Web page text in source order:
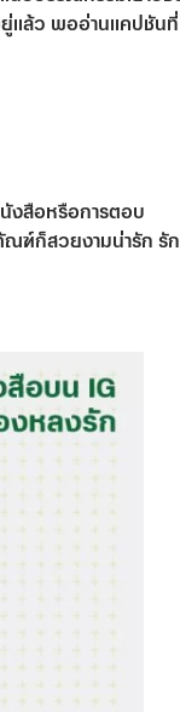
ยู่แล้ว พออ่านแคปชันที่
งสือหรือการตอบ
ณฑ์ก็สวยงามน่ารัก รั